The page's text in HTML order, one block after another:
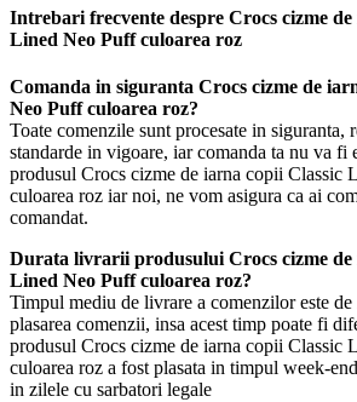
Intrebari frecvente despre Crocs cizme
Lined Neo Puff culoarea roz
Comanda in siguranta Crocs cizme de
Neo Puff culoarea roz?
Toate comenzile sunt procesate in siguranta,
standarde in vigoare, iar comanda ta nu va fi
produsul Crocs cizme de iarna copii Classic
culoarea roz iar noi, ne vom asigura ca ai
comandat.
Durata livrarii produsului Crocs cizme de
Lined Neo Puff culoarea roz?
Timpul mediu de livrare a comenzilor este de
plasarea comenzii, insa acest timp poate fi
produsul Crocs cizme de iarna copii Classic
culoarea roz a fost plasata in timpul week-
in zilele cu sarbatori legale